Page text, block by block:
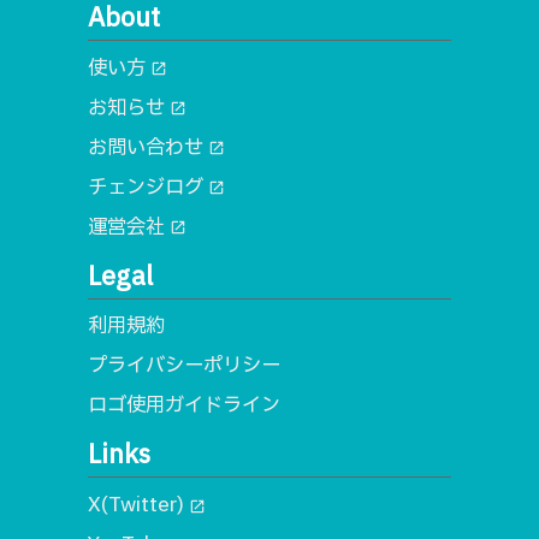
About
使い方 open_in_new
お知らせ open_in_new
お問い合わせ open_in_new
チェンジログ open_in_new
運営会社 open_in_new
Legal
利用規約
プライバシーポリシー
ロゴ使用ガイドライン
Links
X(Twitter) open_in_new